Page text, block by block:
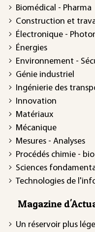
Biomédical - Pharma
Construction et
Électronique -
Énergies
Environnement -
Génie industriel
Ingénierie des
Innovation
Matériaux
Mécanique
Mesures - Analyses
Procédés chimie -
Sciences
Technologies de
Magazine
Un réservoir plus